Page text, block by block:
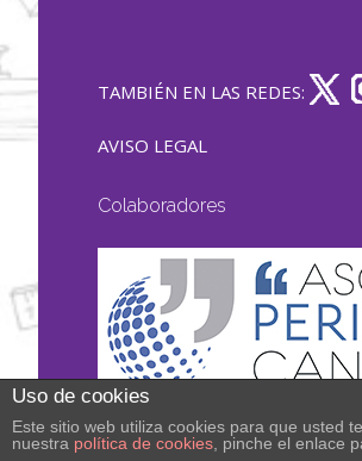
TAMBIÉN EN LAS REDES:
AVISO LEGAL
Colaboradores
Uso de cookies
Este sitio web utiliza cookies para que usted
nuestra política de cookies , pinche el enlace